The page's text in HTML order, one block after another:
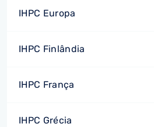
IHPC Europa
IHPC Finlândia
IHPC França
IHPC Grécia